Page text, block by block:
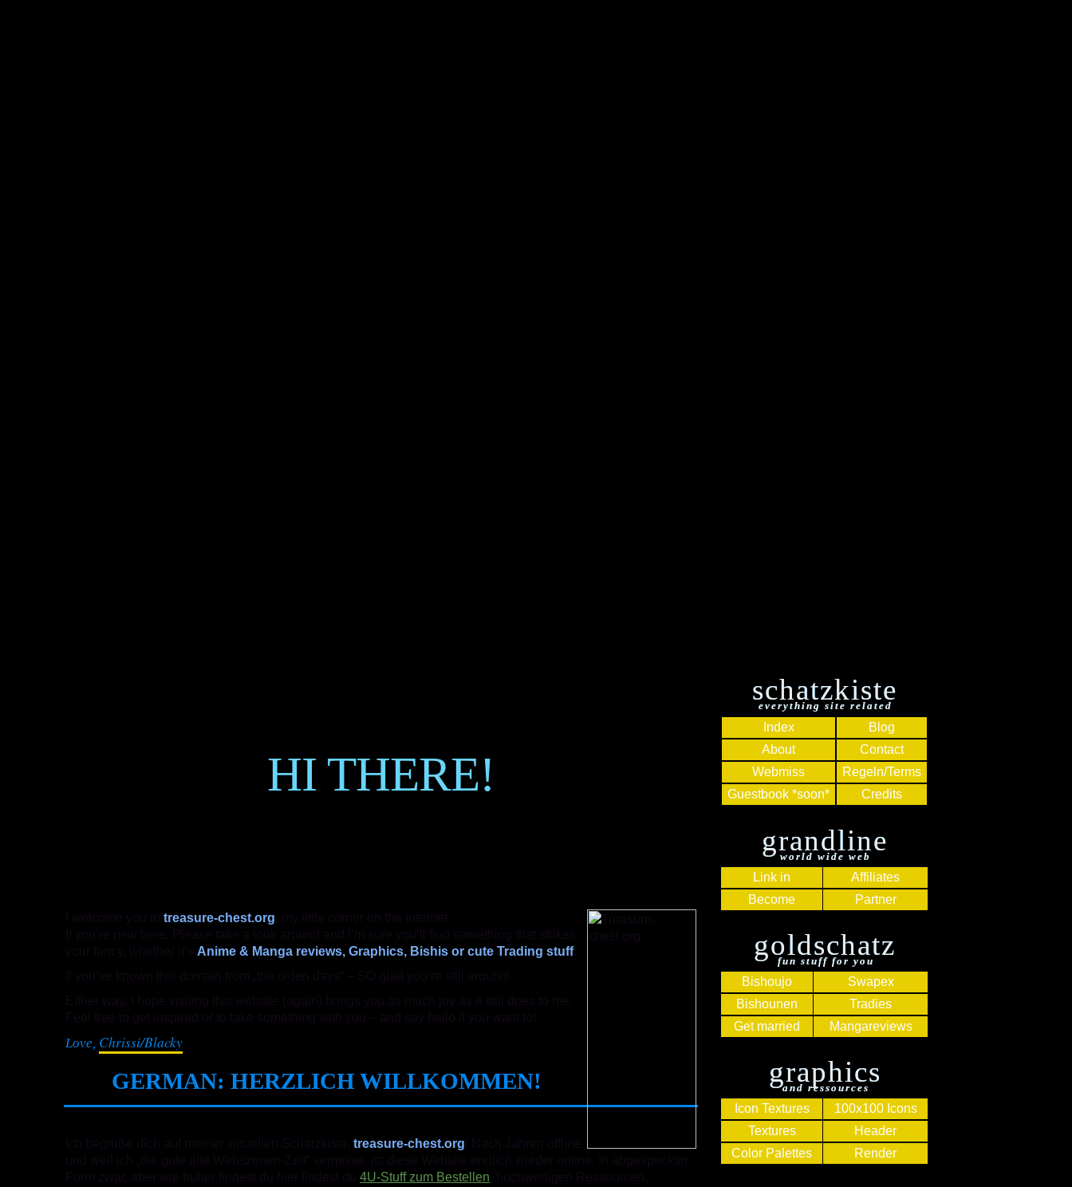
schatzkiste
everything site related
Index
About
Webmiss
Guestbook *soon*
Blog
Contact
Regeln/Terms
Credits
grandline
world wide web
Link in
Become
Affiliates
Partner
goldschatz
fun stuff for you
Bishoujo
Bishounen
Get married
Swapex
Tradies
Mangareviews
graphics
and ressources
Icon Textures
Textures
Color Palettes
100x100 Icons
Header
Render
HI THERE!
treasure-chest.org
Anime & Manga reviews, Graphics, Bishis or cute Trading stuff.
Love, Chrissi/Blacky
GERMAN: HERZLICH WILLKOMMEN!
treasure-chest.org
4U-Stuff zum Bestellen